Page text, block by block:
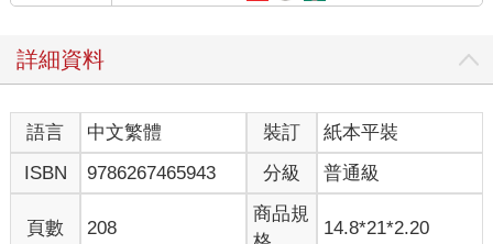
1，力氣跟兩匹普通的馬加起來一樣大，延伸到鼻頭的白條紋讓他
能力優異，在農場裡備受尊敬。隨後到來的是白山羊穆麗兒和驢
子班傑明。班傑明是農場裡最年長的動物，脾氣也最壞。平日惜
字如金的他，一開口往往淨是些憤世嫉俗的言論，打個比方，他
會說上帝給了他一條尾巴來趕蒼蠅，但他寧可沒有尾巴也不要有
蒼蠅。他是農場裡唯一從來不笑的動物。若問起原因，他會說沒
什麼事情值得一笑。他雖然沒有公開承認，卻是拳擊手的忠實好
友。兩隻動物經常在果園後的小牧場共度星期天，不發一語地並
肩吃著草。
詳細資料
語言 中文繁體 裝訂
紙本平裝
ISBN
9786267465943 分級 普通級
頁數 208
商品規
14.8*21*2.20